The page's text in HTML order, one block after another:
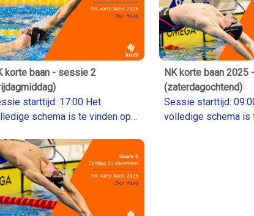
korte baan - sessie 2
starttijd: 17:00 Het
schema is te vinden op
NK korte baan 2025
(zaterdagochtend)
Sessie starttijd: 09:00
volledige schema is